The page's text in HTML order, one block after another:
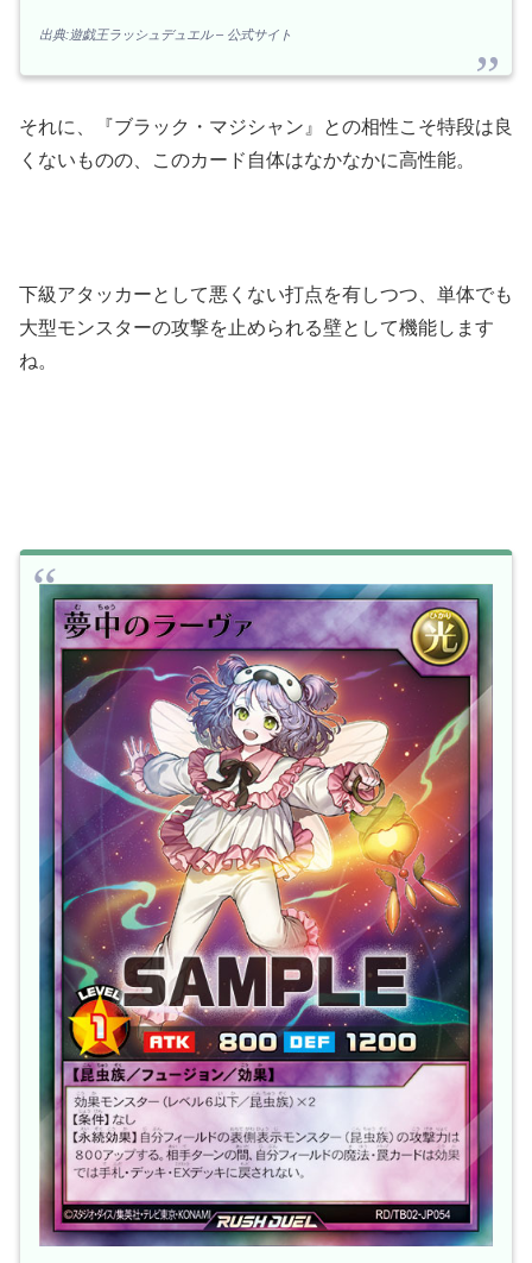
出典:遊戯王ラッシュデュエル – 公式サイト
それに、『ブラック・マジシャン』との相性こそ特段は良
くないものの、このカード自体はなかなかに高性能。
下級アタッカーとして悪くない打点を有しつつ、単体でも
大型モンスターの攻撃を止められる壁として機能します
ね。